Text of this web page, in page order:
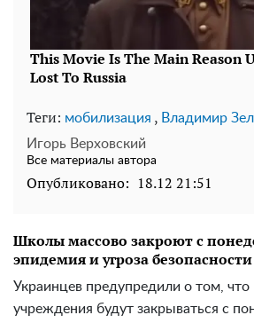
Теги: мобилизация , Владимир
Игорь Верховский
Все материалы автора
Опубликовано: 18.12 21:51
Школы массово закроют с
эпидемия и угроза безопасности
Украинцев предупредили о том,
учреждения будут закрываться с